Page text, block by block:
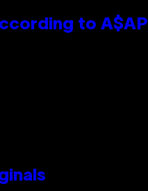
to